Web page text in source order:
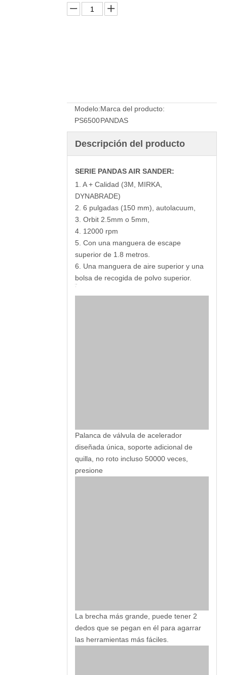
Modelo:
PS6500
Marca del producto:
PANDAS
Descripción del producto
SERIE PANDAS AIR SANDER:
1. A + Calidad (3M, MIRKA,
DYNABRADE)
2. 6 pulgadas (150 mm), autolacuum,
3. Orbit 2.5mm o 5mm,
4. 12000 rpm
5. Con una manguera de escape
superior de 1.8 metros.
6. Una manguera de aire superior y una
bolsa de recogida de polvo superior.
Palanca de válvula de acelerador
diseñada única, soporte adicional de
quilla, no roto incluso 50000 veces,
presione
La brecha más grande, puede tener 2
dedos que se pegan en él para agarrar
las herramientas más fáciles.